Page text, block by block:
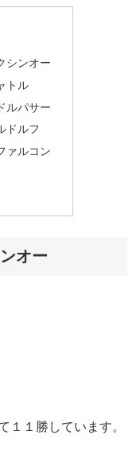
シンオー
トル
ルパサー
ドルフ
ァルコン
オー
１１勝しています。